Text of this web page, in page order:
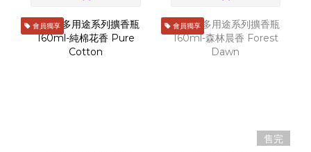
會員獨享 會員獨享
售完